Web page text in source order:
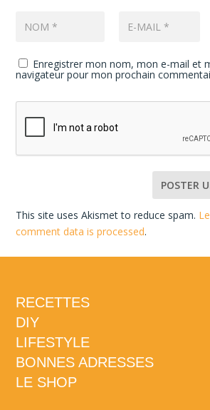
Enregistrer mon nom, mon e-mail et
navigateur pour mon prochain
This site uses Akismet to reduce spam.
comment data is processed.
RECETTES
DIY
LIFESTYLE
BONNES ADRESSES
LE SHOP